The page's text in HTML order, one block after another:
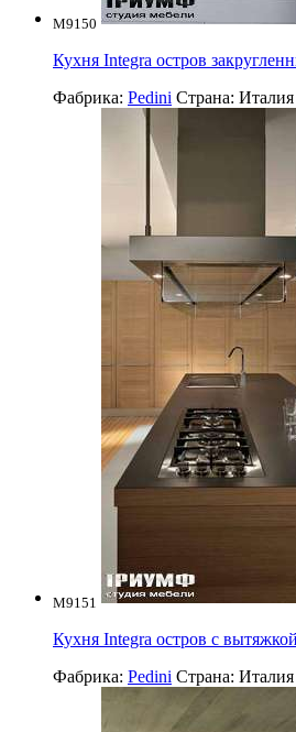
M9150
Кухня Integra остров
Фабрика: Pedini Страна: Италия
M9151
Кухня Integra остров с вытяжкой
Фабрика: Pedini Страна: Италия